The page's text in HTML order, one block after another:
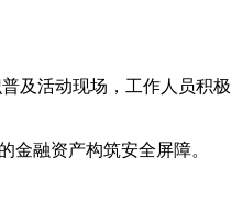
及活动现场，工作人员积极
金融资产构筑安全屏障。